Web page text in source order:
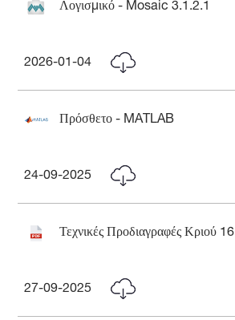
Λογισμικό - Mosaic 3.1.2.1
2026-01-04
Πρόσθετο - MATLAB
24-09-2025
Τεχνικές Προδιαγραφές Κριού 16
27-09-2025